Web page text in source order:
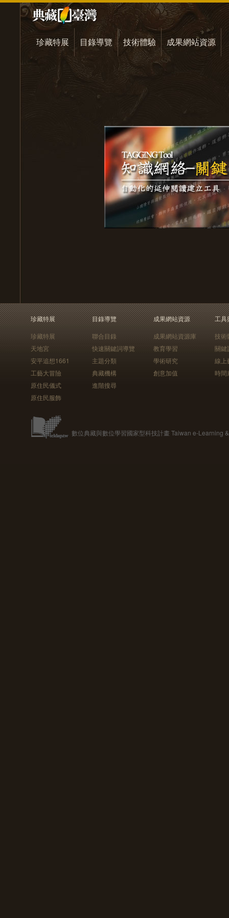
珍藏特展 目錄導覽 技術體驗 成果網站資源
珍藏特展
珍藏特展
天地宮
安平追想1661
工藝大冒險
原住民儀式
原住民服飾
目錄導覽
聯合目錄
快速關鍵詞導覽
主題分類
典藏機構
進階搜尋
成果網站資源
成果網站資源庫
教育學習
學術研究
創意加值
工具
技術
關鍵
線上
時間
數位典藏與數位學習國家型科技計畫 Taiwan e-Learning